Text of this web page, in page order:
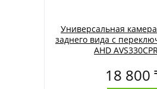
Универсальная
заднего вида с
AHD
18 800